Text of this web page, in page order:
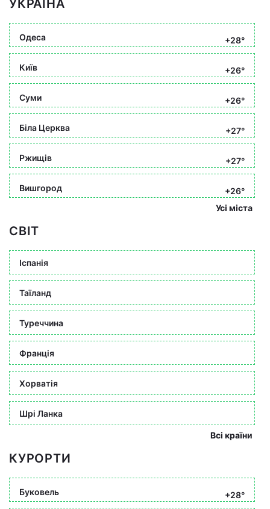
УКРАЇНА
Одеса +28°
Київ +26°
Суми +26°
Біла Церква +27°
Ржищів +27°
Вишгород
+26°
Усі міста
СВІТ
Іспанія
Таїланд
Туреччина
Франція
Хорватія
Шрі Ланка
Всі країни
КУРОРТИ
Буковель +28°